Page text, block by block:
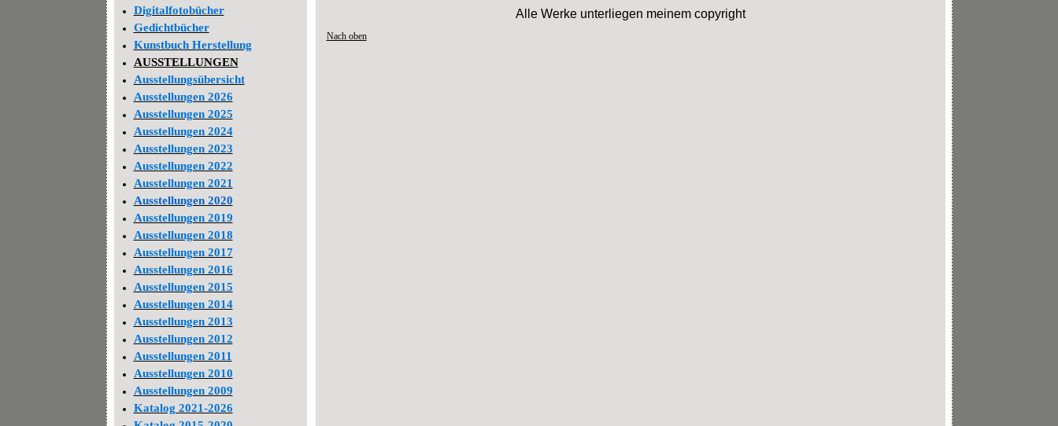
Digitalfotobücher
Gedichtbücher
Kunstbuch Herstellung
AUSSTELLUNGEN
Ausstellungsübersicht
Ausstellungen 2026
Ausstellungen 2025
Ausstellungen 2024
Ausstellungen 2023
Ausstellungen 2022
Ausstellungen 2021
Ausstellungen 2020
Ausstellungen 2019
Ausstellungen 2018
Ausstellungen 2017
Ausstellungen 2016
Ausstellungen 2015
Ausstellungen 2014
Ausstellungen 2013
Ausstellungen 2012
Ausstellungen 2011
Ausstellungen 2010
Ausstellungen 2009
Katalog 2021-2026
Alle Werke unterliegen meinem copyright
Nach oben